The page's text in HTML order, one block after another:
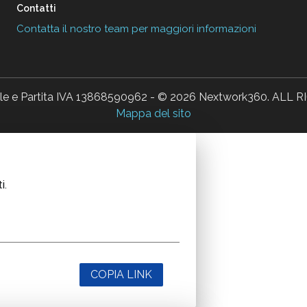
Contatti
Contatta il nostro team per maggiori informazioni
e Partita IVA 13868590962 - © 2026 Nextwork360. ALL
Mappa del sito
COPIA LINK